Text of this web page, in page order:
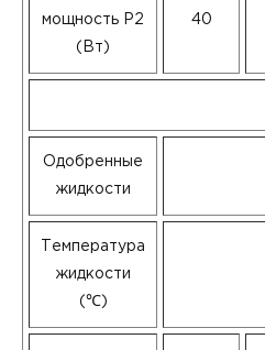
мощность P2
(Вт)
40
Одобренные
жидкости
Температура
жидкости
(℃)